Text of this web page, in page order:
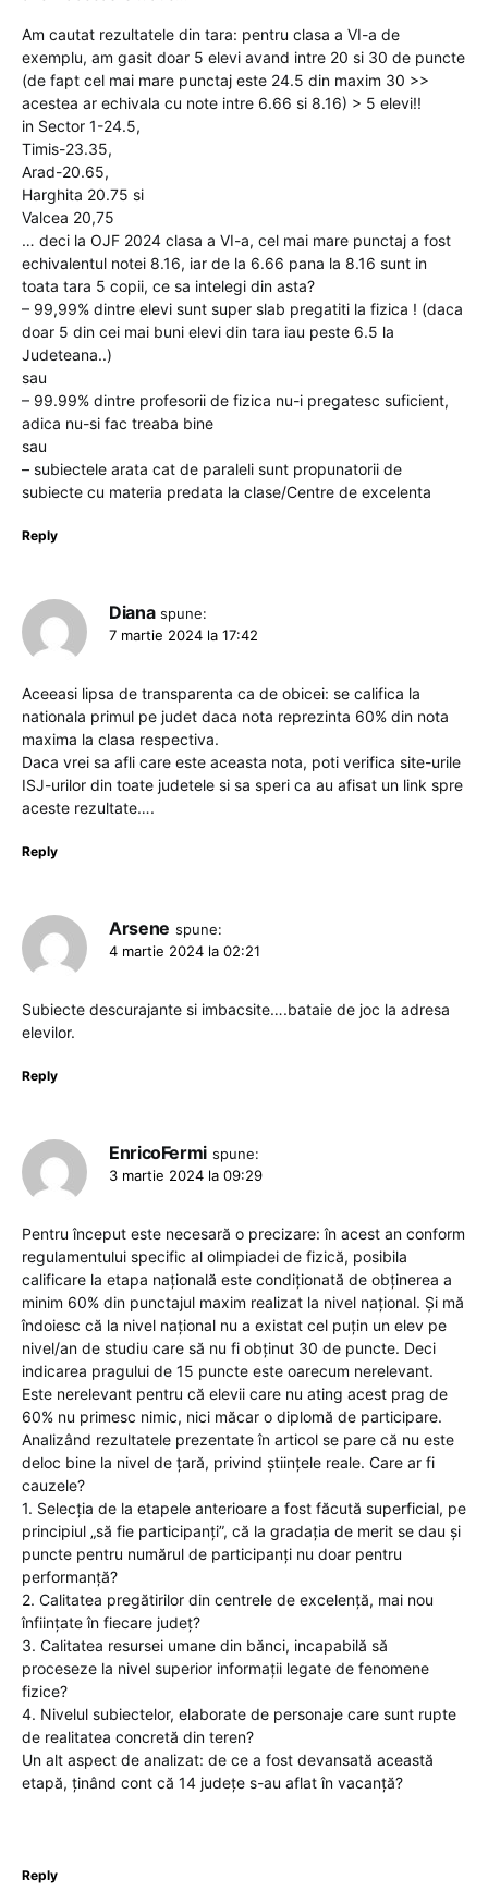
Am cautat rezultatele din tara: pentru clasa a VI-a de
exemplu, am gasit doar 5 elevi avand intre 20 si 30 de puncte
(de fapt cel mai mare punctaj este 24.5 din maxim 30 >>
acestea ar echivala cu note intre 6.66 si 8.16) > 5 elevi!!
in Sector 1-24.5,
Timis-23.35,
Arad-20.65,
Harghita 20.75 si
Valcea 20,75
… deci la OJF 2024 clasa a VI-a, cel mai mare punctaj a fost
echivalentul notei 8.16, iar de la 6.66 pana la 8.16 sunt in
toata tara 5 copii, ce sa intelegi din asta?
– 99,99% dintre elevi sunt super slab pregatiti la fizica ! (daca
doar 5 din cei mai buni elevi din tara iau peste 6.5 la
Judeteana..)
sau
– 99.99% dintre profesorii de fizica nu-i pregatesc suficient,
adica nu-si fac treaba bine
sau
– subiectele arata cat de paraleli sunt propunatorii de
subiecte cu materia predata la clase/Centre de excelenta
Reply
Diana spune:
7 martie 2024 la 17:42
Aceeasi lipsa de transparenta ca de obicei: se califica la
nationala primul pe judet daca nota reprezinta 60% din nota
maxima la clasa respectiva.
Daca vrei sa afli care este aceasta nota, poti verifica site-urile
ISJ-urilor din toate judetele si sa speri ca au afisat un link spre
aceste rezultate….
Reply
Arsene spune:
4 martie 2024 la 02:21
Subiecte descurajante si imbacsite….bataie de joc la adresa
elevilor.
Reply
EnricoFermi spune:
3 martie 2024 la 09:29
Pentru început este necesară o precizare: în acest an conform
regulamentului specific al olimpiadei de fizică, posibila
calificare la etapa națională este condiționată de obținerea a
minim 60% din punctajul maxim realizat la nivel național. Și mă
îndoiesc că la nivel național nu a existat cel puțin un elev pe
nivel/an de studiu care să nu fi obținut 30 de puncte. Deci
indicarea pragului de 15 puncte este oarecum nerelevant.
Este nerelevant pentru că elevii care nu ating acest prag de
60% nu primesc nimic, nici măcar o diplomă de participare.
Analizând rezultatele prezentate în articol se pare că nu este
deloc bine la nivel de țară, privind științele reale. Care ar fi
cauzele?
1. Selecția de la etapele anterioare a fost făcută superficial, pe
principiul „să fie participanți”, că la gradația de merit se dau și
puncte pentru numărul de participanți nu doar pentru
performanță?
2. Calitatea pregătirilor din centrele de excelență, mai nou
înființate în fiecare județ?
3. Calitatea resursei umane din bănci, incapabilă să
proceseze la nivel superior informații legate de fenomene
fizice?
4. Nivelul subiectelor, elaborate de personaje care sunt rupte
de realitatea concretă din teren?
Un alt aspect de analizat: de ce a fost devansată această
etapă, ținând cont că 14 județe s-au aflat în vacanță?
Reply